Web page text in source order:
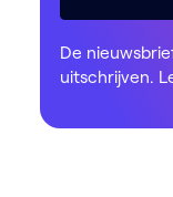
De
uitschrijven.